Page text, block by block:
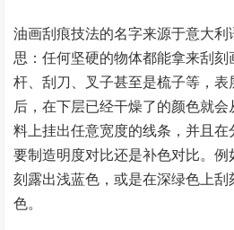
油画刮痕技法的名字来源于意大
思：任何坚硬的物体都能拿来刮
杆、刮刀、叉子甚至是梳子等，
后，在下层已经干燥了的颜色就
料上挂出任意宽度的线条，并且
要制造明度对比还是补色对比。
刻露出浅蓝色，或是在深绿色上
色。